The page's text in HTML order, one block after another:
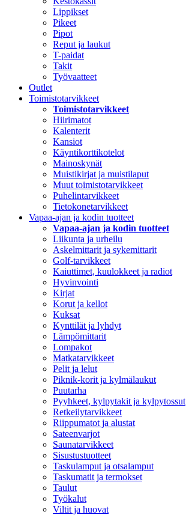
Lippikset
Pikeet
Pipot
Reput ja laukut
T-paidat
Takit
Työvaatteet
Outlet
Toimistotarvikkeet
Toimistotarvikkeet
Hiirimatot
Kalenterit
Kansiot
Käyntikorttikotelot
Mainoskynät
Muistikirjat ja muistilaput
Muut toimistotarvikkeet
Puhelintarvikkeet
Tietokonetarvikkeet
Vapaa-ajan ja kodin tuotteet
Vapaa-ajan ja kodin tuotteet
Liikunta ja urheilu
Askelmittarit ja sykemittarit
Golf-tarvikkeet
Kaiuttimet, kuulokkeet ja radiot
Hyvinvointi
Kirjat
Korut ja kellot
Kuksat
Kynttilät ja lyhdyt
Lämpömittarit
Lompakot
Matkatarvikkeet
Pelit ja lelut
Piknik-korit ja kylmälaukut
Puutarha
Pyyhkeet, kylpytakit ja kylpytossut
Retkeilytarvikkeet
Riippumatot ja alustat
Sateenvarjot
Saunatarvikkeet
Sisustustuotteet
Taskulamput ja otsalamput
Taskumatit ja termokset
Taulut
Työkalut
Viltit ja huovat